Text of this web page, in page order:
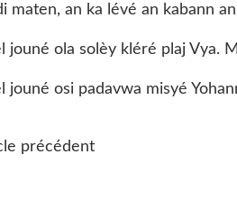
maten, an ka lévé an kabann
jouné ola solèy kléré plaj Vya.
jouné osi padavwa misyé
précédent